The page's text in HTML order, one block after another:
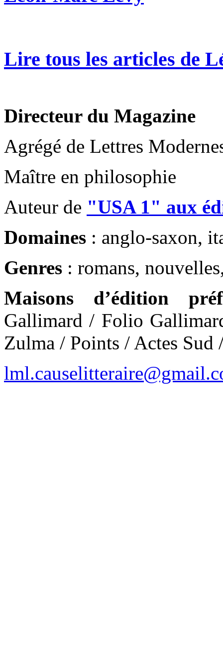
Lire tous les articles de
Directeur du Magazine
Agrégé de Lettres
Maître en philosophie
Auteur de "USA 1" aux
Domaines : anglo-saxon,
Genres : romans,
Maisons d’édition
Gallimard / Folio
Zulma / Points / Actes Sud